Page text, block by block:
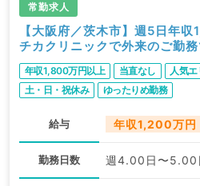
常勤求人
【大阪府／茨木市】週5日年
チカクリニックで外来のご勤務
年収1,800万円以上 当直なし 人気エ
土・日・祝休み
ゆったりめ勤務
給与 年収1,200万円
勤務日数 週4.00日〜5.00